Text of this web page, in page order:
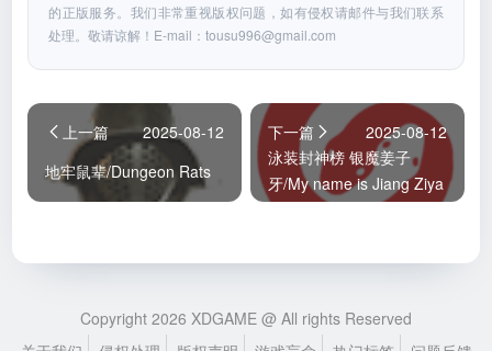
的正版服务。我们非常重视版权问题，如有侵权请邮件与我们联系
处理。敬请谅解！E-mail：tousu996@gmail.com
上一篇
2025-08-12
地牢鼠辈/Dungeon Rats
下一篇
2025-08-12
泳装封神榜 银魔姜子
牙/My name is Jiang Ziya
Copyright 2026 XDGAME @ All rights Reserved